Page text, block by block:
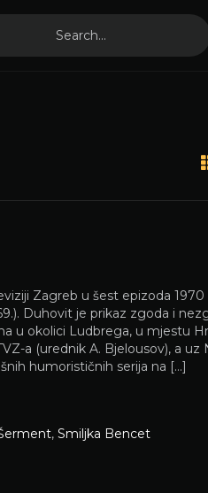
Zagreb u šest epizoda
Duhovit je prikaz zgoda i
u okolici Ludbrega, u mjestu
a (urednik A. Bjelousov), a uz
humorističnih serija na […]
, Smiljka Bencet